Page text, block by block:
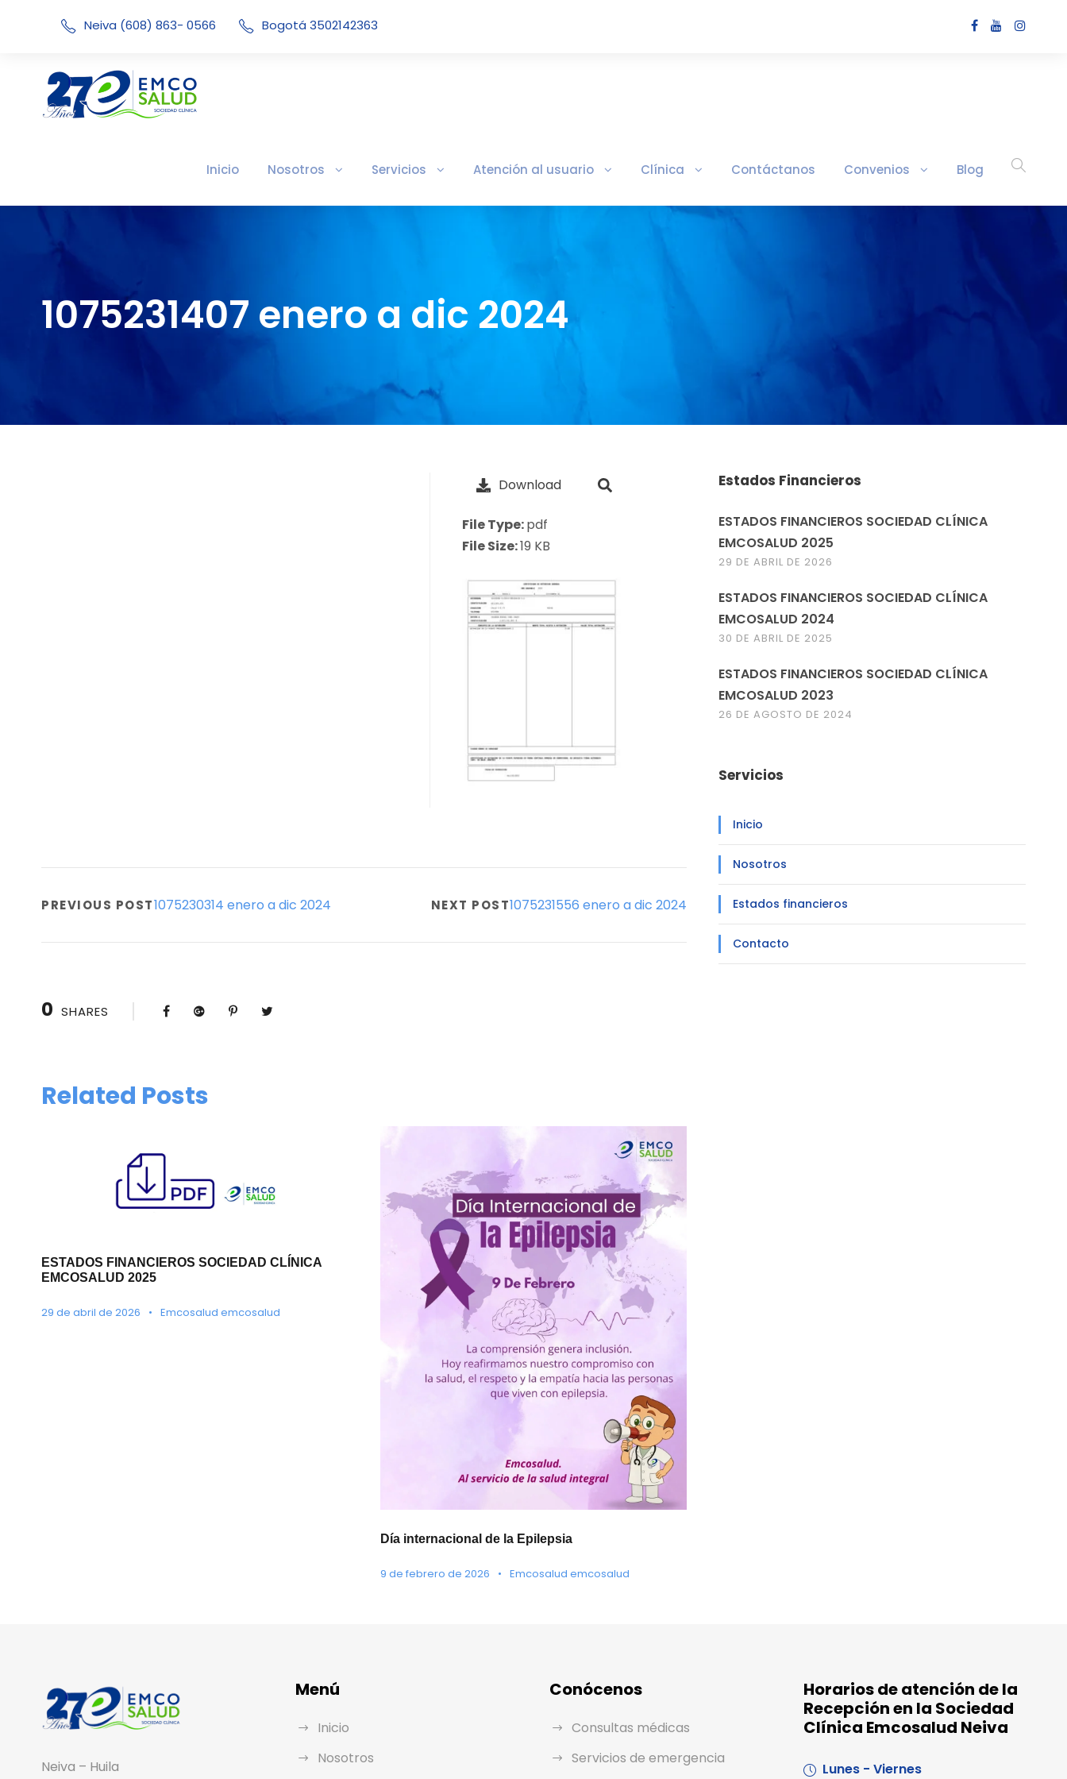
Neiva (608) 863- 0566 Bogotá 3502142363
Inicio Nosotros Servicios Atención al usuario Clínica Contáctanos Convenios Blog
1075231407 enero a dic 2024
Download
File Type:pdf
File Size:19 KB
PREVIOUS POST1075230314 enero a dic 2024 NEXT POST1075231556 enero a dic 2024
0 SHARES
Related Posts
ESTADOS FINANCIEROS SOCIEDAD CLÍNICA
EMCOSALUD 2025
29 de abril de 2026 • Emcosalud emcosalud
Día internacional de la Epilepsia
9 de febrero de 2026 • Emcosalud emcosalud
Estados Financieros
ESTADOS FINANCIEROS SOCIEDAD CLÍNICA
EMCOSALUD 2025
29 DE ABRIL DE 2026
ESTADOS FINANCIEROS SOCIEDAD CLÍNICA
EMCOSALUD 2024
30 DE ABRIL DE 2025
ESTADOS FINANCIEROS SOCIEDAD CLÍNICA
EMCOSALUD 2023
26 DE AGOSTO DE 2024
Servicios
Inicio
Nosotros
Estados financieros
Contacto
Neiva – Huila
Menú
Inicio
Nosotros
Conócenos
Consultas médicas
Servicios de emergencia
Horarios de atención de la
Recepción en la Sociedad
Clínica Emcosalud Neiva
Lunes - Viernes